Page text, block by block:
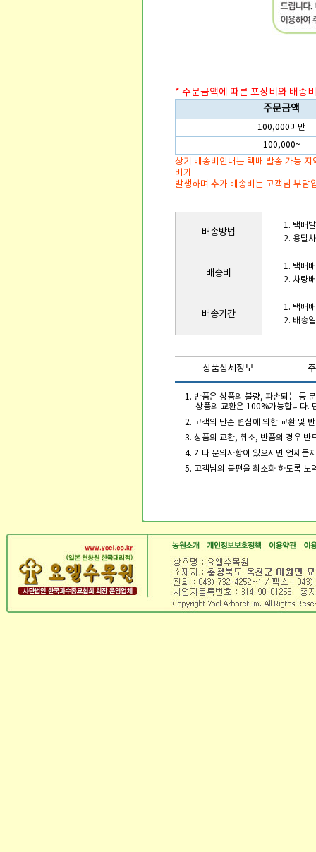
* 주문금액에 따른 포장비와 배송
주문금액
100,000미만
100,000~
상기 배송비안내는 택배 발송 가능
비가
발생하며 추가 배송비는 고객님 부담
배송방법
1. 택배
2. 용달
배송비
1. 택배
2. 차량
배송기간
1. 택배
2. 배송
상품상세정보
1. 반품은 상품의 불량, 파손되는 등
상품의 교환은 100%가능합니다.
2. 고객의 단순 변심에 의한 교환 및
3. 상품의 교환, 취소, 반품의 경우 반
4. 기타 문의사항이 있으시면 언제든
5. 고객님의 불편을 최소화 하도록 노